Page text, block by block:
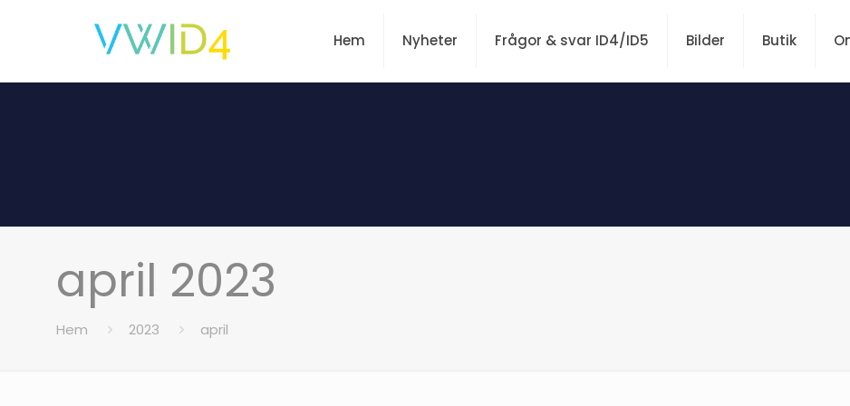
Hem Nyheter Frågor & svar ID4/ID5 Bilder Butik
april 2023
Hem 2023 april